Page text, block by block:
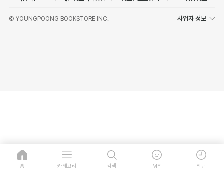
© YOUNGPOONG BOOKSTORE INC. 사업자 정보
홈 카테고리 검색 MY 최근